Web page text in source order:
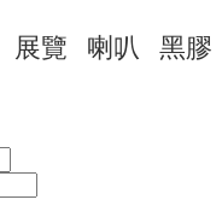
展覽 喇叭 黑膠